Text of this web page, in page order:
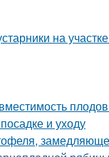
на
и уходу